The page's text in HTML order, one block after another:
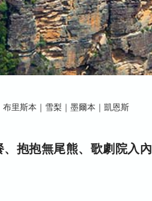
里斯本｜雪梨｜墨爾本｜凱恩斯
抱抱無尾熊、歌劇院入內